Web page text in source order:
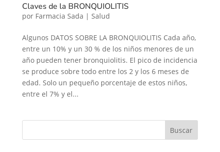
Claves de la BRONQUIOLITIS
por Farmacia Sada | Salud
Algunos DATOS SOBRE LA BRONQUIOLITIS Cada año,
entre un 10% y un 30 % de los niños menores de un
año pueden tener bronquiolitis. El pico de incidencia
se produce sobre todo entre los 2 y los 6 meses de
edad. Solo un pequeño porcentaje de estos niños,
entre el 7% y el...